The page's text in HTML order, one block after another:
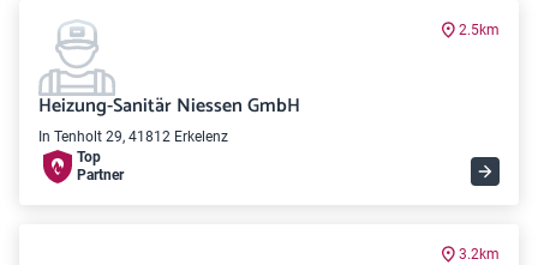
2.5km
Heizung-Sanitär Niessen GmbH
In Tenholt 29, 41812 Erkelenz
Top
Partner
3.2km